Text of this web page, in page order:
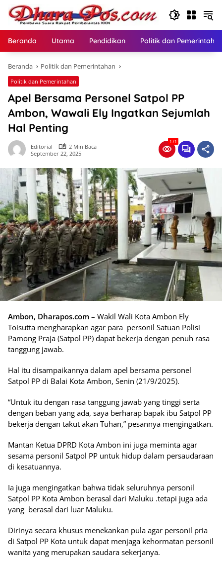
Langsung
konten
Beranda Utama Pendidikan Politik dan
Beranda Politik dan Pemerintahan
Politik dan Pemerintahan
Apel Bersama Personel Satpol PP
Ambon, Wawali Ely Ingatkan Sejumlah
Hal Penting
Editorial
2 Min Baca
September 22, 2025
171
Ambon, Dharapos.com – Wakil Wali Kota Ambon Ely
Toisutta mengharapkan agar para personil Satuan Polisi
Pamong Praja (Satpol PP) dapat bekerja dengan penuh rasa
tanggung jawab.
Hal itu disampaikannya dalam apel bersama personel
Satpol PP di Balai Kota Ambon, Senin (21/9/2025).
“Untuk itu dengan rasa tanggung jawab yang tinggi serta
dengan beban yang ada, saya berharap bapak ibu Satpol PP
bekerja dengan takut akan Tuhan,” pesannya mengingatkan.
Mantan Ketua DPRD Kota Ambon ini juga meminta agar
sesama personil Satpol PP untuk hidup dalam persaudaraan
di kesatuannya.
Ia juga mengingatkan bahwa tidak seluruhnya personil
Satpol PP Kota Ambon berasal dari Maluku .tetapi juga ada
yang berasal dari luar Maluku.
Dirinya secara khusus menekankan pula agar personil pria
di Satpol PP Kota untuk dapat menjaga kehormatan personil
wanita yang merupakan saudara sekerjanya.